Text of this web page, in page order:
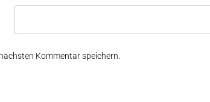
Kommentar speichern.